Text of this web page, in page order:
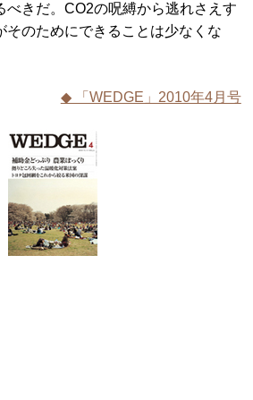
べきだ。CO2の呪縛から逃れさえす
そのためにできることは少なくな
◆ 「WEDGE」2010年4月号